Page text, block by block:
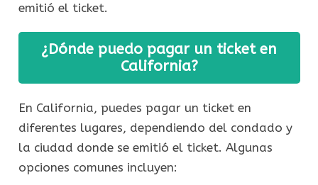
emitió el ticket.
¿Dónde puedo pagar un ticket en
California?
En California, puedes pagar un ticket en
diferentes lugares, dependiendo del condado y
la ciudad donde se emitió el ticket. Algunas
opciones comunes incluyen: